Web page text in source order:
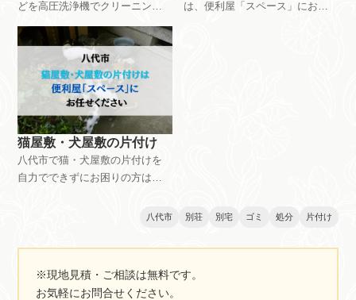
どを高圧洗浄機でクリーニング
ス」におまかせください。10㎡
あたり9,000円から承っていま
す。お見積もりは無料ですの
で、お気軽にご相談ください。
は、便利屋「スペース」におま
猫屋敷・犬屋敷の片付け
八代市で猫・犬屋敷の片付けを
自力でできずにお困りの方は、
ください。作業費用は22,000円
りは無料ですので、お気軽にご
八代市 別荘 別宅 ゴミ 処分 片付け
※現地見積・ご相談は無料です。
お気軽にお問合せください。